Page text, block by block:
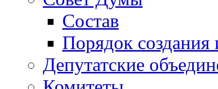
Состав
Порядок создания
Депутатские